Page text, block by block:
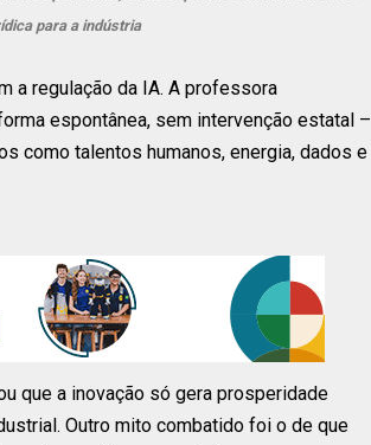
para a indústria
a regulação da IA. A professora
espontânea, sem intervenção estatal –
como talentos humanos, energia, dados e
que a inovação só gera prosperidade
Outro mito combatido foi o de que